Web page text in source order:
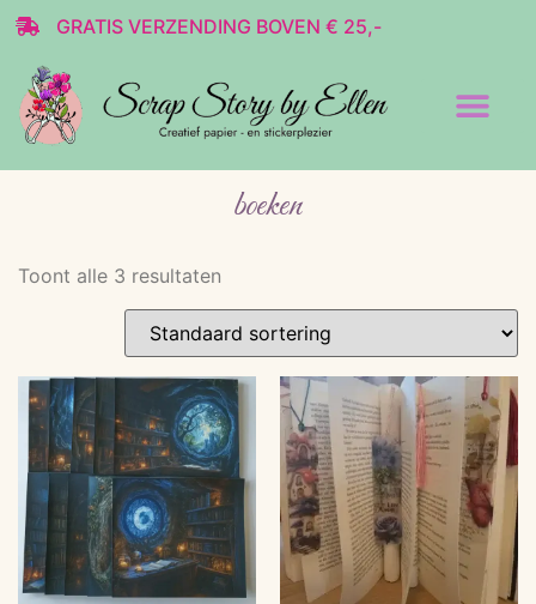
GRATIS VERZENDING BOVEN € 25,-
boeken
Toont alle 3 resultaten